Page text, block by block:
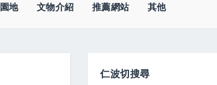
地 文物介紹 推薦網站 其他
仁波切搜尋